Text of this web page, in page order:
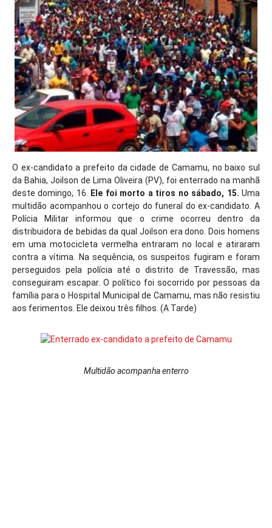
O ex-candidato a prefeito da cidade de Camamu, no baixo sul
da Bahia, Joilson de Lima Oliveira (PV), foi enterrado na manhã
deste domingo, 16.
Ele foi morto a tiros no sábado, 15. Uma
multidão acompanhou o cortejo do funeral do ex-candidato. A
Polícia Militar informou que o crime ocorreu dentro da
distribuidora de bebidas da qual Joilson era dono. Dois homens
em uma motocicleta vermelha entraram no local e atiraram
contra a vítima. Na sequência, os suspeitos fugiram e foram
perseguidos pela polícia até o distrito de Travessão, mas
conseguiram escapar. O político foi socorrido por pessoas da
família para o Hospital Municipal de Camamu, mas não resistiu
aos ferimentos. Ele deixou três filhos. (A Tarde)
Multidão acompanha enterro